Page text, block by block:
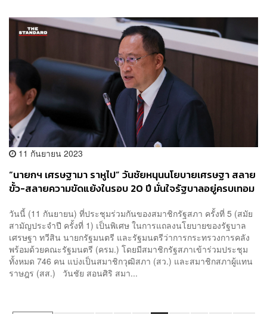
11 กันยายน 2023
“นายกฯ เศรษฐามา ราหูไป” วันชัยหนุนนโยบายเศรษฐา สลาย
ขั้ว-สลายความขัดแย้งในรอบ 20 ปี มั่นใจรัฐบาลอยู่ครบเทอม
วันนี้ (11 กันยายน) ที่ประชุมร่วมกันของสมาชิกรัฐสภา ครั้งที่ 5 (สมัย
สามัญประจำปี ครั้งที่ 1) เป็นพิเศษ ในการแถลงนโยบายของรัฐบาล
เศรษฐา ทวีสิน นายกรัฐมนตรี และรัฐมนตรีว่าการกระทรวงการคลัง
พร้อมด้วยคณะรัฐมนตรี (ครม.) โดยมีสมาชิกรัฐสภาเข้าร่วมประชุม
ทั้งหมด 746 คน แบ่งเป็นสมาชิกวุฒิสภา (สว.) และสมาชิกสภาผู้แทน
ราษฎร (สส.) วันชัย สอนศิริ สมา...